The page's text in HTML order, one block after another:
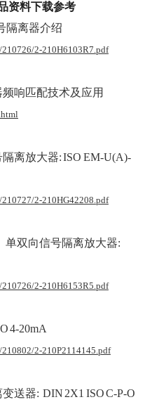
资料下载参考
隔离器介绍
2-210H6103R7.pdf
响匹配技术及应用
离放大器: ISO EM-U(A)-
2-210HG42208.pdf
单双向信号隔离放大器:
2-210H6153R5.pdf
4-20mA
2-210P2114145.pdf
送器: DIN 2X1 ISO C-P-O